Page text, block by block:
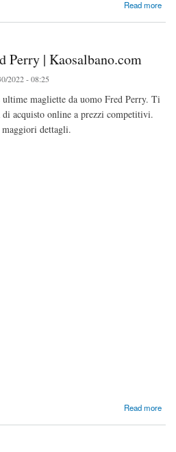
Read more
Perry | Kaosalbano.com
2022 - 08:25
ultime magliette da uomo Fred Perry. Ti
acquisto online a prezzi competitivi.
dettagli.
Read more